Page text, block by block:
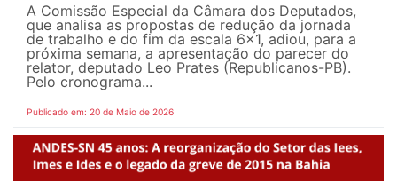
A Comissão Especial da Câmara dos Deputados,
que analisa as propostas de redução da jornada
de trabalho e do fim da escala 6x1, adiou, para a
próxima semana, a apresentação do parecer do
relator, deputado Leo Prates (Republicanos-PB).
Pelo cronograma...
Publicado em: 20 de Maio de 2026